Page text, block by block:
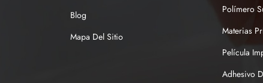
Blog
Mapa Del Sitio
Polímero
Materias
Película
Adhesivo